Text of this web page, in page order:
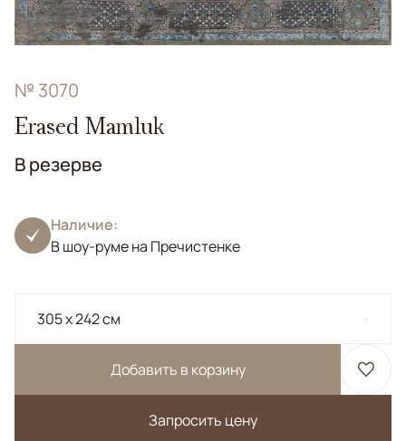
№ 3070
Erased Mamluk
В резерве
Наличие:
В шоу-руме на Пречистенке
305 x 242 см
Добавить в корзину
Запросить цену